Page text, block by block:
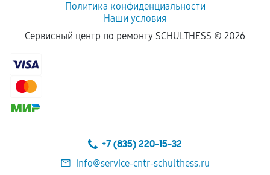
Политика конфиденциальности
Наши условия
Сервисный центр по ремонту SCHULTHESS © 2026
+7 (835) 220-15-32
info@service-cntr-schulthess.ru